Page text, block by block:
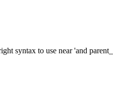
syntax to use near 'and